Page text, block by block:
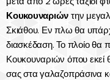
Κουκουναριών την
Σκιάθου. Εν πλω θα
διασκέδαση. Το πλοίο θα
Κουκουναριών όπου εκεί
σας στα γαλαζοπράσινα